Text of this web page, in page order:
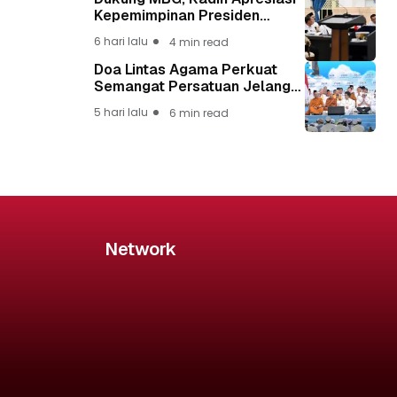
Kepemimpinan Presiden
6 hari lalu 4 min read
Doa Lintas Agama Perkuat
Semangat Persatuan Jelang
5 hari lalu 6 min read
Network